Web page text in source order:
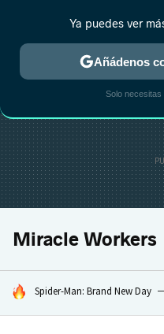
ESTRENOS
Miracle Workers
HOY SE HABLA DE
Spider-Man: Brand New Day
Ya puedes ver
Añádenos
Solo necesitas